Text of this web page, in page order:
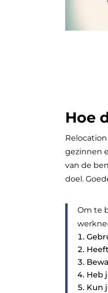
Hoe
gezinnen
van de
doel.
Om te
Heb
Kun